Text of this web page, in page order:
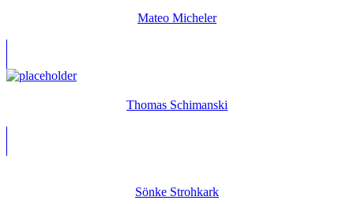
Mateo Micheler
Thomas Schimanski
Sönke Strohkark